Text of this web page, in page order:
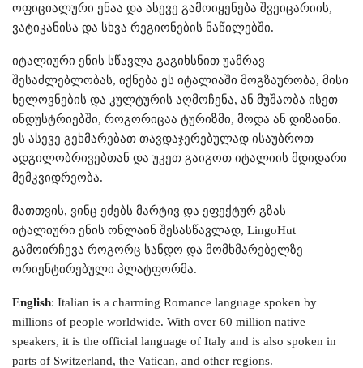
ოფიციალური ენაა და ასევე გამოიყენება შვეიცარიის,
ვატიკანისა და სხვა რეგიონების ნაწილებში.
იტალიური ენის სწავლა გაგიხსნით უამრავ
შესაძლებლობას, იქნება ეს იტალიაში მოგზაურობა, მისი
ხელოვნების და კულტურის აღმოჩენა, ან მუშაობა ისეთ
ინდუსტრიებში, როგორიცაა ტურიზმი, მოდა ან დიზაინი.
ეს ასევე გეხმარებათ თავდაჯერებულად ისაუბროთ
ადგილობრივებთან და უკეთ გაიგოთ იტალიის მდიდარი
მემკვიდრეობა.
მათთვის, ვინც ეძებს მარტივ და ეფექტურ გზას
იტალიური ენის ონლაინ შესასწავლად, LingoHut
გამოირჩევა როგორც სანდო და მომხმარებელზე
ორიენტირებული პლატფორმა.
English: Italian is a charming Romance language spoken by
millions of people worldwide. With over 60 million native
speakers, it is the official language of Italy and is also spoken in
parts of Switzerland, the Vatican, and other regions.